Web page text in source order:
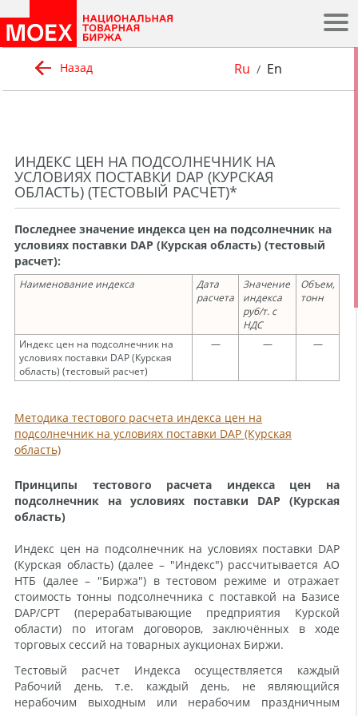
Назад Ru / En
ИНДЕКС ЦЕН НА ПОДСОЛНЕЧНИК НА
УСЛОВИЯХ ПОСТАВКИ DAP (КУРСКАЯ
ОБЛАСТЬ) (ТЕСТОВЫЙ РАСЧЕТ)*
Последнее значение индекса цен на подсолнечник на
условиях поставки DAP (Курская область) (тестовый
расчет):
Наименование индекса
Дата
расчета
Значение
индекса
руб/т. с
НДС
Объем,
тонн
Индекс цен на подсолнечник на
условиях поставки DAP (Курская
область) (тестовый расчет)
— — —
Методика тестового расчета индекса цен на
подсолнечник на условиях поставки DAP (Курская
область)
Принципы тестового расчета индекса цен на
подсолнечник на условиях поставки DAP (Курская
область)
Индекс цен на подсолнечник на условиях поставки DAP
(Курская область) (далее – "Индекс") рассчитывается АО
НТБ (далее – "Биржа") в тестовом режиме и отражает
стоимость тонны подсолнечника с поставкой на Базисе
DAP/CPT (перерабатывающие предприятия Курской
области) по итогам договоров, заключённых в ходе
торговых сессий на товарных аукционах Биржи.
Тестовый расчет Индекса осуществляется каждый
Рабочий день, т.е. каждый день, не являющийся
нерабочим выходным или нерабочим праздничным